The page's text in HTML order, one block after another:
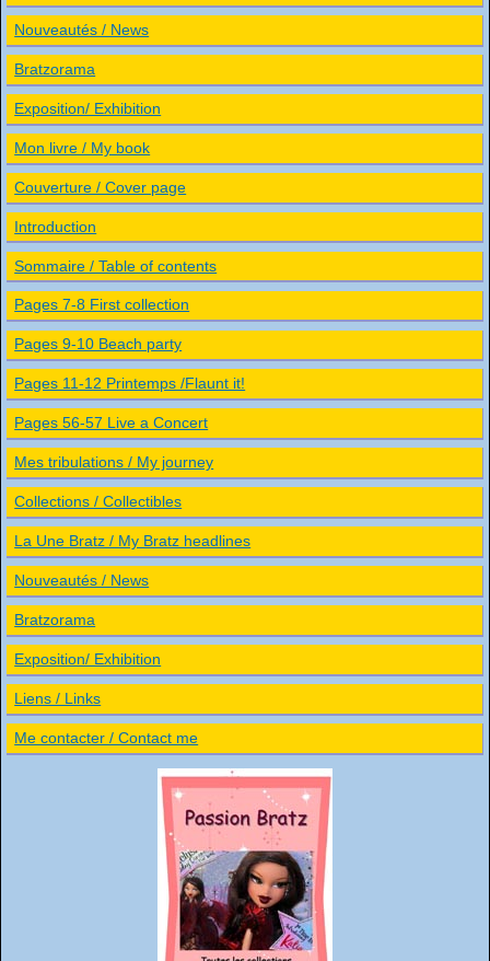
Nouveautés / News
Bratzorama
Exposition/ Exhibition
Mon livre / My book
Couverture / Cover page
Introduction
Sommaire / Table of contents
Pages 7-8 First collection
Pages 9-10 Beach party
Pages 11-12 Printemps /Flaunt it!
Pages 56-57 Live a Concert
Mes tribulations / My journey
Collections / Collectibles
La Une Bratz / My Bratz headlines
Nouveautés / News
Bratzorama
Exposition/ Exhibition
Liens / Links
Me contacter / Contact me